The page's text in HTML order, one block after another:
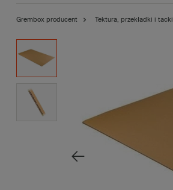
Grembox producent Tektura, przekładki i tacki